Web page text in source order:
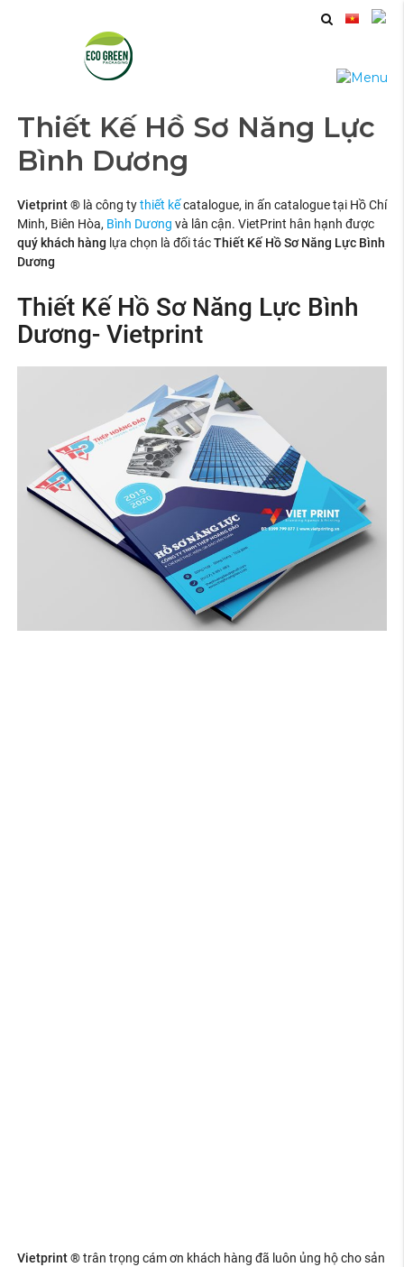
Thiết Kế Hồ Sơ Năng Lực
Bình Dương
Vietprint ®là công tythiết kếcatalogue, in ấn catalogue tại Hồ Chí
Minh, Biên Hòa, Bình Dương và lân cận. VietPrint hân hạnh được
quý khách hàng lựa chọn là đối tácThiết Kế Hồ Sơ Năng Lực Bình
Dương
Thiết Kế Hồ Sơ Năng Lực Bình
Dương- Vietprint
Vietprint ®trân trọng cám ơn khách hàng đã luôn ủng hộ cho sản